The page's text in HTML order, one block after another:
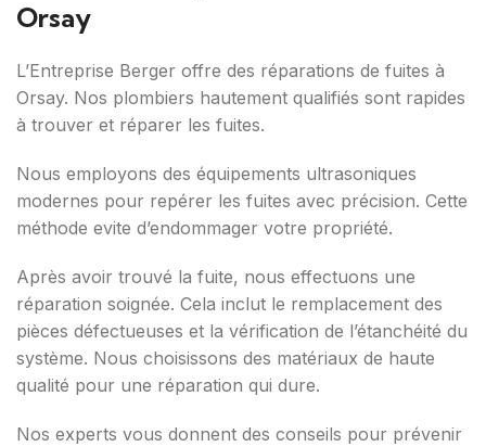
Orsay
L’Entreprise Berger offre des réparations de fuites à
Orsay. Nos plombiers hautement qualifiés sont rapides
à trouver et réparer les fuites.
Nous employons des équipements ultrasoniques
modernes pour repérer les fuites avec précision. Cette
méthode evite d’endommager votre propriété.
Après avoir trouvé la fuite, nous effectuons une
réparation soignée. Cela inclut le remplacement des
pièces défectueuses et la vérification de l’étanchéité du
système. Nous choisissons des matériaux de haute
qualité pour une réparation qui dure.
Nos experts vous donnent des conseils pour prévenir